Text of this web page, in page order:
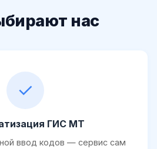
нас
✓
ГИС МТ
ввод кодов — сервис сам